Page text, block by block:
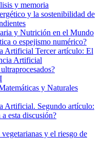
y memoria
y la sostenibilidad de
y Nutrición en el Mundo
o espejismo numérico?
Artificial Tercer artículo: El
Artificial
y Naturales
Artificial. Segundo artículo:
esta discusión?
y el riesgo de